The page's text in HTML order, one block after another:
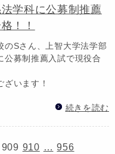
学科に公募制推薦
！！
のSさん、上智大学法学部
公募制推薦入試で現役合
ざいます！
続きを読む
909 910 … 956